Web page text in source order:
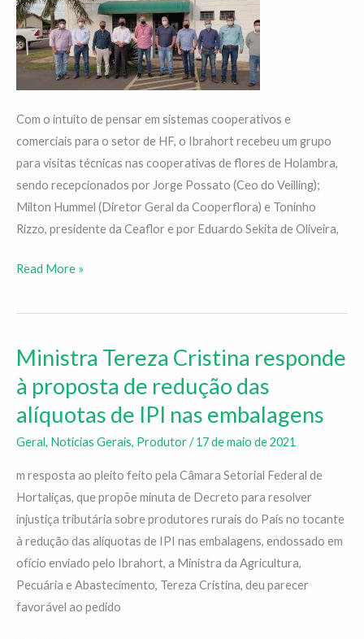
Com o intuito de pensar em sistemas cooperativos e
comerciais para o setor de HF, o Ibrahort recebeu um grupo
para visitas técnicas nas cooperativas de flores de Holambra,
sendo recepcionados por Jorge Possato (Ceo do Veilling);
Milton Hummel (Diretor Geral da Cooperflora) e Toninho
Rizzo, presidente da Ceaflor e por Eduardo Sekita de Oliveira,
Read More »
Ministra Tereza Cristina responde
à proposta de redução das
alíquotas de IPI nas embalagens
Geral, Notícias Gerais, Produtor/17 de maio de 2021
m resposta ao pleito feito pela Câmara Setorial Federal de
Hortaliças, que propõe minuta de Decreto para resolver
injustiça tributária sobre produtores rurais do País no tocante
à redução das alíquotas de IPI nas embalagens, endossado em
ofício enviado pelo Ibrahort, a Ministra da Agricultura,
Pecuária e Abastecimento, Tereza Cristina, deu parecer
favorável ao pedido
Ministra
Tereza
Cristina
responde
à
redução
das
alíquotas